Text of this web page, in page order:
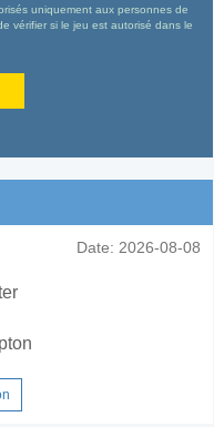
uniquement aux personnes de
vérifier si le jeu est autorisé dans le
Date: 2026-08-08